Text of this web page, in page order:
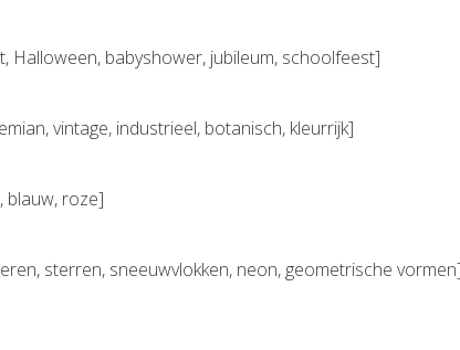
Halloween, babyshower, jubileum, schoolfeest]
vintage, industrieel, botanisch, kleurrijk]
blauw, roze]
sterren, sneeuwvlokken, neon, geometrische vormen]